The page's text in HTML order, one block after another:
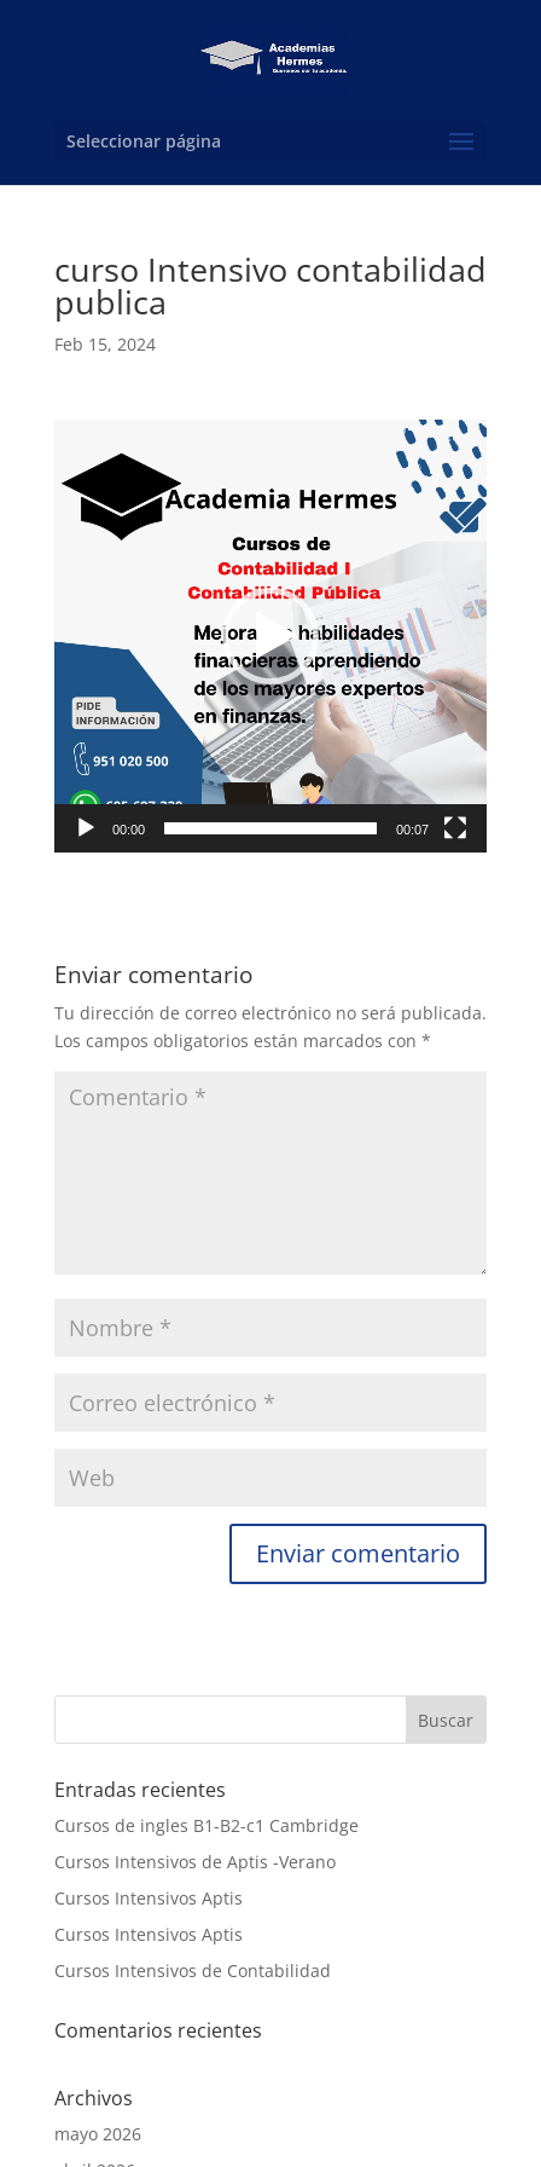
Seleccionar página
curso Intensivo contabilidad
publica
Feb 15, 2024
vídeo
00:00 00:07
Enviar comentario
Tu dirección de correo electrónico no será publicada.
Los campos obligatorios están marcados con *
Entradas recientes
Cursos de ingles B1-B2-c1 Cambridge
Cursos Intensivos de Aptis -Verano
Cursos Intensivos Aptis
Cursos Intensivos Aptis
Cursos Intensivos de Contabilidad
Comentarios recientes
Archivos
mayo 2026